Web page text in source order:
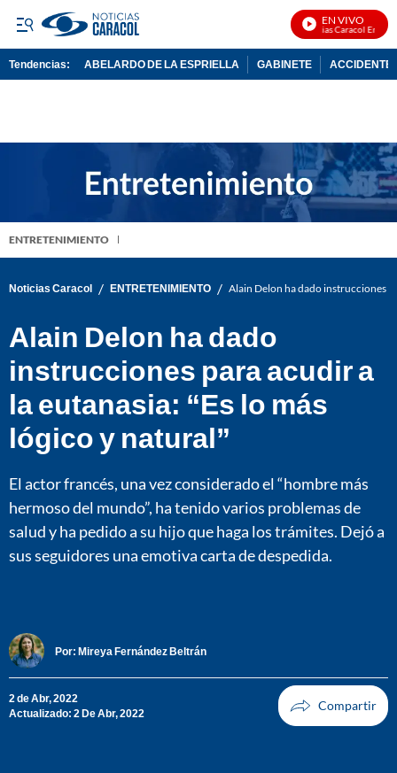
EN VIVO
Noticias Caracol En Vivo
Tendencias: ABELARDO DE LA ESPRIELLA GABINETE ACCIDENTE
ENTRETENIMIENTO
Noticias Caracol / ENTRETENIMIENTO / Alain Delon ha dado instrucciones
Alain Delon ha dado
instrucciones para acudir a
la eutanasia: “Es lo más
lógico y natural”
El actor francés, una vez considerado el “hombre más
hermoso del mundo”, ha tenido varios problemas de
salud y ha pedido a su hijo que haga los trámites. Dejó a
sus seguidores una emotiva carta de despedida.
Por: Mireya Fernández Beltrán
2 de Abr, 2022
Actualizado: 2 De Abr, 2022